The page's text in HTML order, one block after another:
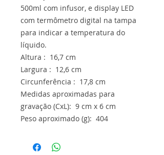
500ml com infusor, e display LED
com termômetro digital na tampa
para indicar a temperatura do
líquido.
Altura : 16,7 cm
Largura : 12,6 cm
Circunferência : 17,8 cm
Medidas aproximadas para
gravação (CxL): 9 cm x 6 cm
Peso aproximado (g): 404